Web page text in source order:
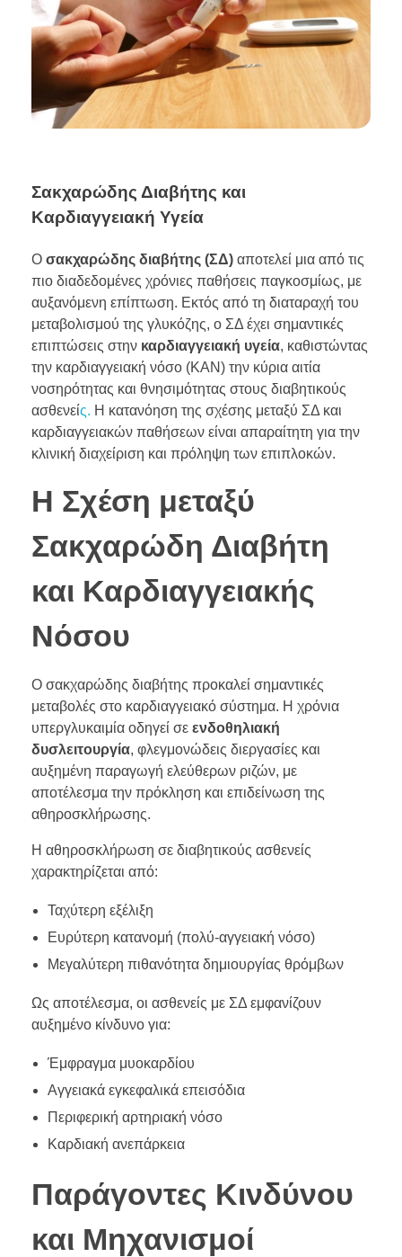
Σακχαρώδης Διαβήτης και
Καρδιαγγειακή Υγεία
Ο σακχαρώδης διαβήτης (ΣΔ) αποτελεί μια από τις
πιο διαδεδομένες χρόνιες παθήσεις παγκοσμίως, με
αυξανόμενη επίπτωση. Εκτός από τη διαταραχή του
μεταβολισμού της γλυκόζης, ο ΣΔ έχει σημαντικές
επιπτώσεις στην καρδιαγγειακή υγεία, καθιστώντας
την καρδιαγγειακή νόσο (ΚΑΝ) την κύρια αιτία
νοσηρότητας και θνησιμότητας στους διαβητικούς
ασθενείς. Η κατανόηση της σχέσης μεταξύ ΣΔ και
καρδιαγγειακών παθήσεων είναι απαραίτητη για την
κλινική διαχείριση και πρόληψη των επιπλοκών.
Η Σχέση μεταξύ
Σακχαρώδη Διαβήτη
και Καρδιαγγειακής
Νόσου
Ο σακχαρώδης διαβήτης προκαλεί σημαντικές
μεταβολές στο καρδιαγγειακό σύστημα. Η χρόνια
υπεργλυκαιμία οδηγεί σε ενδοθηλιακή
δυσλειτουργία, φλεγμονώδεις διεργασίες και
αυξημένη παραγωγή ελεύθερων ριζών, με
αποτέλεσμα την πρόκληση και επιδείνωση της
αθηροσκλήρωσης.
Η αθηροσκλήρωση σε διαβητικούς ασθενείς
χαρακτηρίζεται από:
Ταχύτερη εξέλιξη
Ευρύτερη κατανομή (πολύ-αγγειακή νόσο)
Μεγαλύτερη πιθανότητα δημιουργίας θρόμβων
Ως αποτέλεσμα, οι ασθενείς με ΣΔ εμφανίζουν
αυξημένο κίνδυνο για:
Έμφραγμα μυοκαρδίου
Αγγειακά εγκεφαλικά επεισόδια
Περιφερική αρτηριακή νόσο
Καρδιακή ανεπάρκεια
Παράγοντες Κινδύνου
και Μηχανισμοί